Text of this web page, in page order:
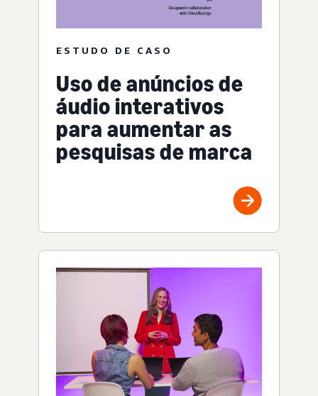
ESTUDO DE CASO
Uso de anúncios de
áudio interativos
para aumentar as
pesquisas de marca